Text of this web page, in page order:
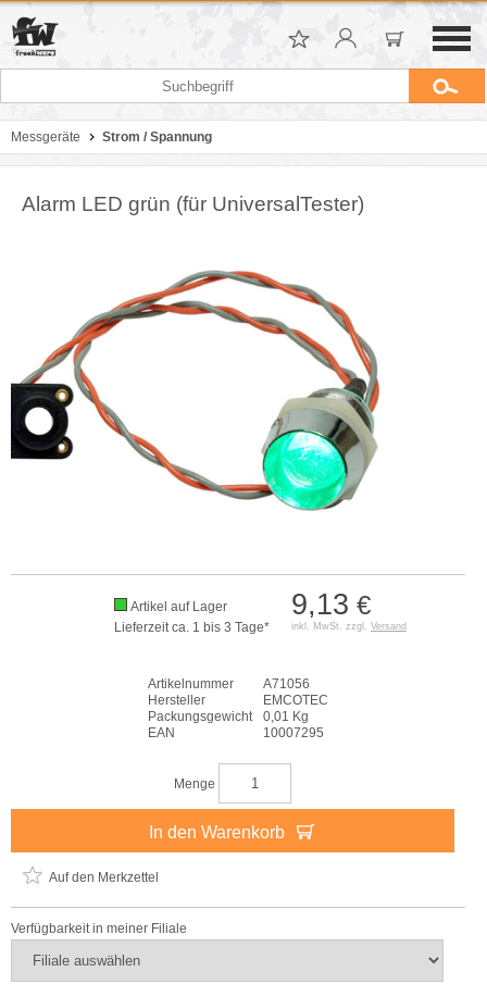
Messgeräte Strom / Spannung
Alarm LED grün (für UniversalTester)
9,13 €
inkl. MwSt. zzgl. Versand
Artikel auf Lager
Lieferzeit ca. 1 bis 3 Tage*
Artikelnummer
A71056
Hersteller
EMCOTEC
Packungsgewicht
0,01 Kg
EAN
10007295
Menge
In den Warenkorb
Auf den Merkzettel
Verfügbarkeit in meiner Filiale